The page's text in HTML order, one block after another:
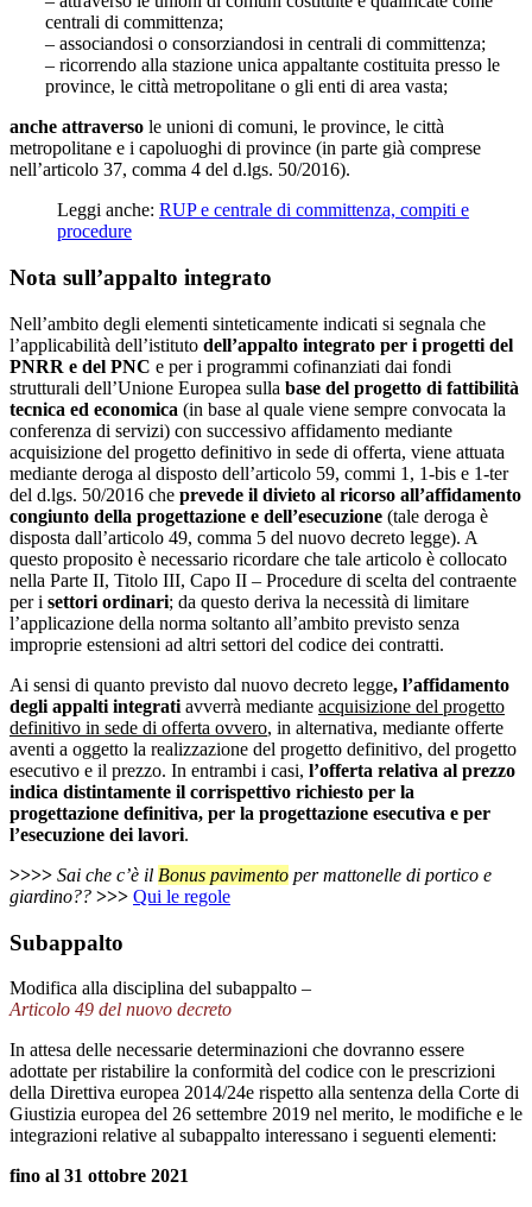
centrali di committenza;
– associandosi o consorziandosi in centrali di committenza;
– ricorrendo alla stazione unica appaltante costituita presso le
province, le città metropolitane o gli enti di area vasta;
anche attraverso le unioni di comuni, le province, le città
metropolitane e i capoluoghi di province (in parte già comprese
nell’articolo 37, comma 4 del d.lgs. 50/2016).
Leggi anche: RUP e centrale di committenza, compiti e
procedure
Nota sull’appalto integrato
Nell’ambito degli elementi sinteticamente indicati si segnala che
l’applicabilità dell’istituto dell’appalto integrato per i progetti del
PNRR e del PNC e per i programmi cofinanziati dai fondi
strutturali dell’Unione Europea sulla base del progetto di fattibilità
tecnica ed economica (in base al quale viene sempre convocata la
conferenza di servizi) con successivo affidamento mediante
acquisizione del progetto definitivo in sede di offerta, viene attuata
mediante deroga al disposto dell’articolo 59, commi 1, 1-bis e 1-ter
del d.lgs. 50/2016 che prevede il divieto al ricorso all’affidamento
congiunto della progettazione e dell’esecuzione (tale deroga è
disposta dall’articolo 49, comma 5 del nuovo decreto legge). A
questo proposito è necessario ricordare che tale articolo è collocato
nella Parte II, Titolo III, Capo II – Procedure di scelta del contraente
per i settori ordinari; da questo deriva la necessità di limitare
l’applicazione della norma soltanto all’ambito previsto senza
improprie estensioni ad altri settori del codice dei contratti.
Ai sensi di quanto previsto dal nuovo decreto legge, l’affidamento
degli appalti integrati avverrà mediante acquisizione del progetto
definitivo in sede di offerta ovvero, in alternativa, mediante offerte
aventi a oggetto la realizzazione del progetto definitivo, del progetto
esecutivo e il prezzo. In entrambi i casi, l’offerta relativa al prezzo
indica distintamente il corrispettivo richiesto per la
progettazione definitiva, per la progettazione esecutiva e per
l’esecuzione dei lavori.
>>>> Sai che c’è il Bonus pavimento per mattonelle di portico e
giardino?? >>> Qui le regole
Subappalto
Modifica alla disciplina del subappalto –
Articolo 49 del nuovo decreto
In attesa delle necessarie determinazioni che dovranno essere
adottate per ristabilire la conformità del codice con le prescrizioni
della Direttiva europea 2014/24e rispetto alla sentenza della Corte di
Giustizia europea del 26 settembre 2019 nel merito, le modifiche e le
integrazioni relative al subappalto interessano i seguenti elementi:
fino al 31 ottobre 2021